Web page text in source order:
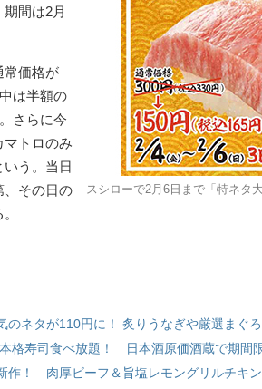
スシローで2月6日まで「特ネタ
間は2月
常価格が
は半額の
さらに今
マトロのみ
いう。当日
、その日の
のネタが110円に！ 炙りうなぎや厳選まぐ
格寿司食べ放題！ 日本酒原価酒蔵で期間
作！ 肉厚ビーフ＆旨塩レモングリルチキ